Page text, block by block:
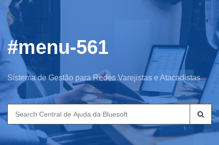
#menu-561
Sistema de Gestão para Redes Varejistas e Atacadistas
Search
for: